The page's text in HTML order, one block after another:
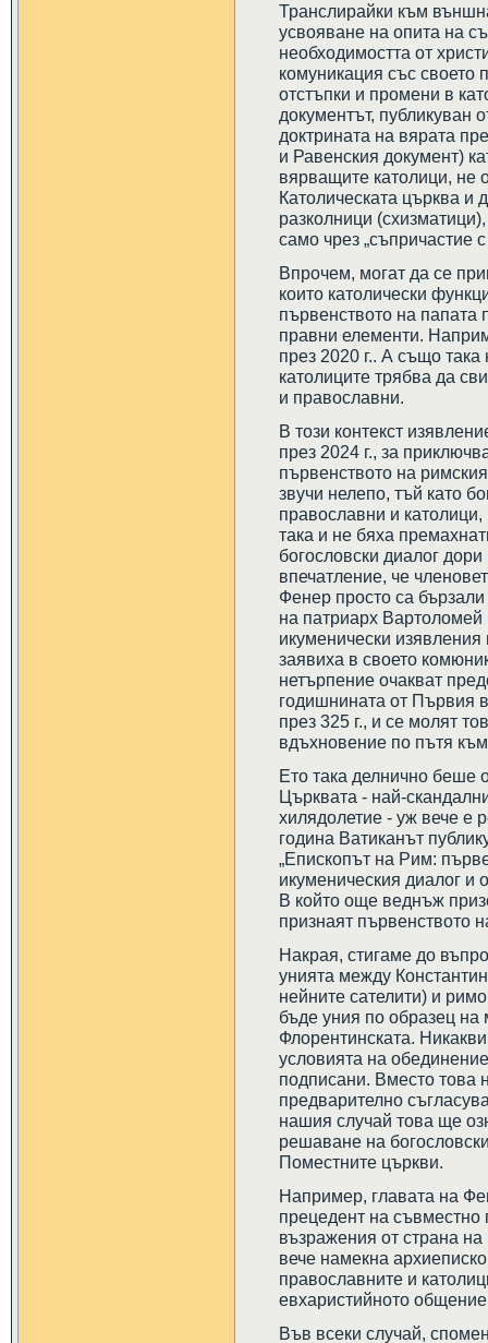
Транслирайки към
усвояване на опита на
необходимостта от
комуникация със своето
отстъпки и промени в
документът, публикуван
доктрината на вярата
и Равенския документ)
вярващите католици, не
Католическата църква и
разколници
само чрез „съпричастие
Впрочем, могат да се
които католически
първенството на папата
правни елементи.
през 2020 г.. А също
католиците трябва да
и православни.
В този контекст
през 2024 г., за
първенството на
звучи нелепо, тъй като
православни и
така и не бяха
богословски диалог
впечатление, че
Фенер просто са бързали
на патриарх Вартоломей
икуменически изявления
заявиха в своето
нетърпение очакват
годишнината от Първия
през 325 г., и се молят
вдъхновение по пътя
Ето така делнично беше
Църквата - най-
хилядолетие - уж вече е
година Ватиканът
„Епископът на Рим:
икуменическия диалог и
В който още веднъж
признаят първенството
Накрая, стигаме до
унията между
нейните сателити) и
бъде уния по образец на
Флорентинската.
условията на
подписани. Вместо това
предварително
нашия случай това ще
решаване на
Поместните църкви.
Например, главата на
прецедент на съвместно
възражения от страна
вече намекна
православните и
евхаристийното
Във всеки случай,